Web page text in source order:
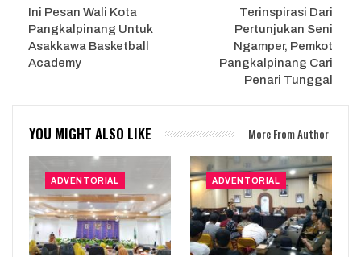
Ini Pesan Wali Kota
Pangkalpinang Untuk
Asakkawa Basketball
Academy
Terinspirasi Dari
Pertunjukan Seni
Ngamper, Pemkot
Pangkalpinang Cari
Penari Tunggal
YOU MIGHT ALSO LIKE More From Author
ADVENTORIAL ADVENTORIAL